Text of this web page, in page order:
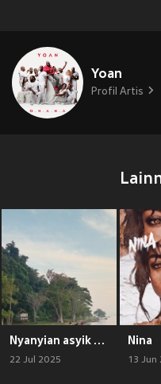
Yoan
Profil Artis
Nyanyian asyik bareng kamu
22 Jul 2025
Nina
13 Jun